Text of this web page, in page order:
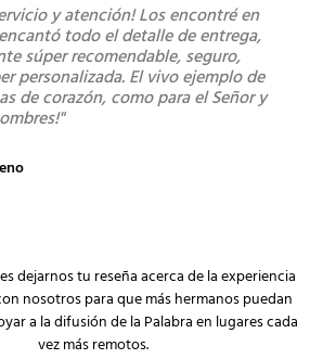
y atención! Los encontré en
todo el detalle de entrega,
súper recomendable, seguro,
personalizada. El vivo ejemplo de
de corazón, como para el Señor y
dejarnos tu reseña acerca de la experiencia
nosotros para que más hermanos puedan
a la difusión de la Palabra en lugares cada
vez más remotos.